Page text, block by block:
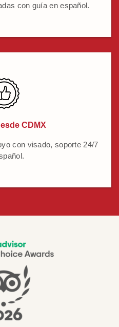
con guía en español.
CDMX
con visado, soporte 24/7